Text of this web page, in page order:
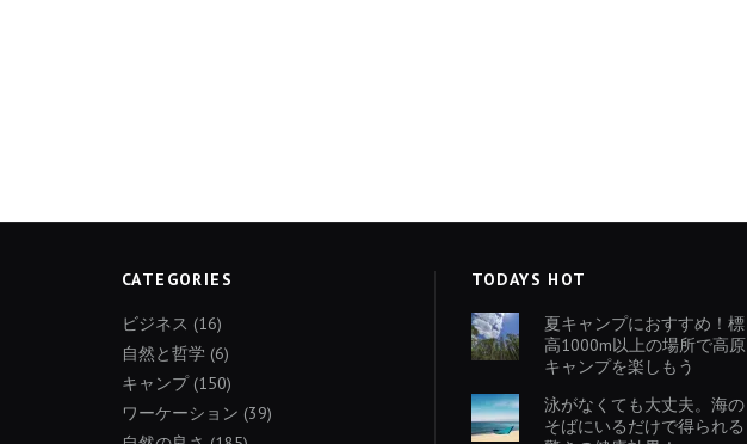
CATEGORIES
ビジネス (16)
自然と哲学 (6)
キャンプ(150)
ワーケーション (39)
TODAYS HOT
夏キャンプにおすすめ！標
高1000m以上の場所で高原
キャンプを楽しもう
泳がなくても大丈夫。海の
そばにいるだけで得られる